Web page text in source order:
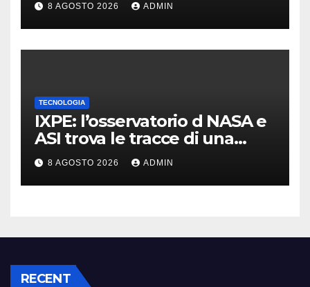
8 AGOSTO 2026 ADMIN
TECNOLOGIA
IXPE: l’osservatorio d NASA e
ASI trova le tracce di una
teoria formulata 90 anni fa
8 AGOSTO 2026 ADMIN
RECENT